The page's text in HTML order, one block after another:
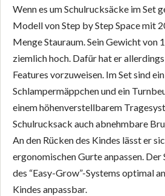
Wenn es um Schulrucksäcke im Set
Modell von Step by Step Space mit
Menge Stauraum. Sein Gewicht von
ziemlich hoch. Dafür hat er
Features vorzuweisen. Im Set sind
Schlampermäppchen und ein
einem höhenverstellbarem
Schulrucksack auch abnehmbare
An den Rücken des Kindes lässt er
ergonomischen Gurte anpassen.
des “Easy-Grow”-Systems optimal
Kindes anpassbar.